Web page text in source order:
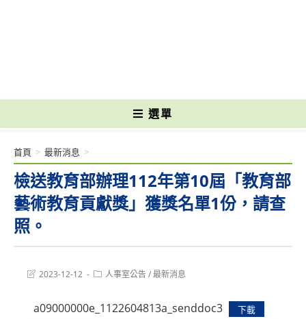
選單
檢送教育部辦理112年第10屆「教育部
藝術教育貢獻獎」獲獎名單1份，請查
照。
首頁 > 最新消息 >
Post2023-12-12
Post人事室公告/最新消息
a09000000e_1122604813a_senddoc3 下載